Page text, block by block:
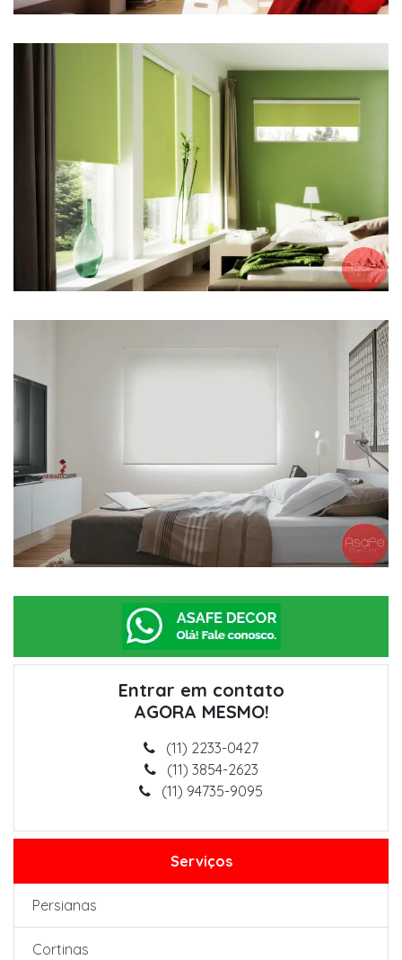
Entrar em contato
AGORA MESMO!
(11) 2233-0427
(11) 3854-2623
(11) 94735-9095
Serviços
Persianas
Cortinas